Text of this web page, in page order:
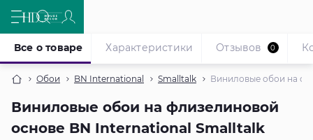
Обои BN International Smalltalk Виниловые обои на
Виниловые обои на флизелиновой
основе BN International Smalltalk
Все о товаре Характеристики Отзывов 0